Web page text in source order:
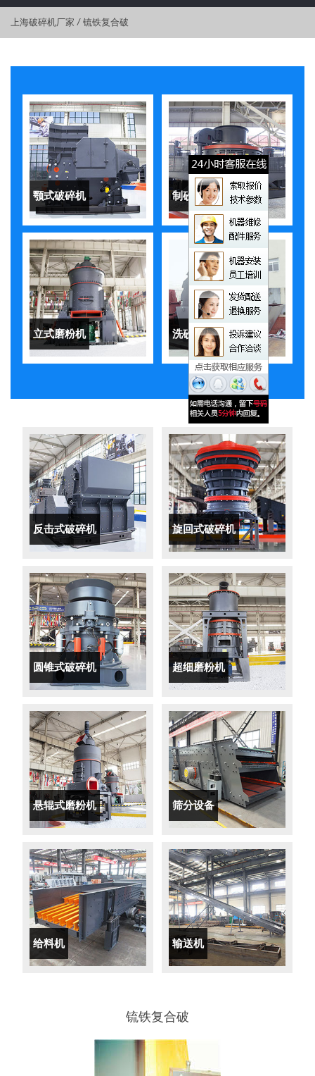
上海破碎机厂家 / 锍铁复合破
颚式破碎机 制砂机
立式磨粉机 洗砂机
反击式破碎机 旋回式破碎机
圆锥式破碎机 超细磨粉机
悬辊式磨粉机 筛分设备
给料机 输送机
锍铁复合破